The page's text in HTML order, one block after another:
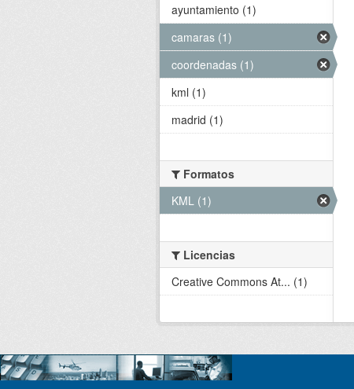
ayuntamiento (1)
camaras (1)
coordenadas (1)
kml (1)
madrid (1)
Formatos
KML (1)
Licencias
Creative Commons At... (1)